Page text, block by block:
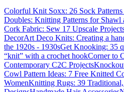
Colorful Knit Soxx: 26 Sock
Doubles: Knitting Patterns for Shawl
Cork Fabric: Sew 17 Upscale
DecorArt Deco Knits: Creating a
the 1920s - 1930sGet Knooking: 35
“knit” with a crochet hookCorner to
Contemporary C2C Projects
Cowl Pattern Ideas: 7 Free Knitted
WomenKnitting Rugs: 39